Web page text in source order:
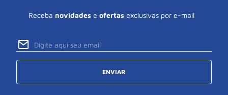
Receba novidades e ofertas exclusivas por e-mail
ENVIAR